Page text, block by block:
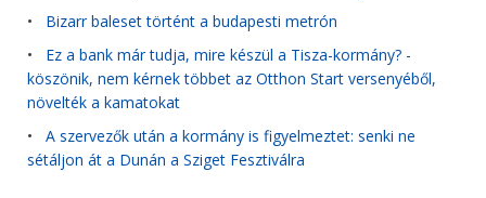
• Bizarr baleset történt a budapesti metrón
• Ez a bank már tudja, mire készül a Tisza-kormány? -
köszönik, nem kérnek többet az Otthon Start versenyéből,
növelték a kamatokat
• A szervezők után a kormány is figyelmeztet: senki ne
sétáljon át a Dunán a Sziget Fesztiválra